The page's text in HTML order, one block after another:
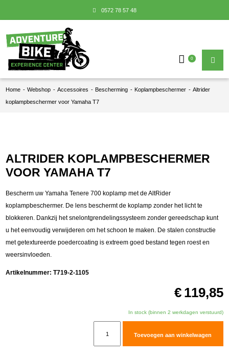
0572 78 57 48
0
Home - Webshop - Accessoires - Bescherming - Koplampbeschermer - Altrider
koplampbeschermer voor Yamaha T7
ALTRIDER KOPLAMPBESCHERMER
VOOR YAMAHA T7
Artikelnummer:T719-2-1105
Bescherm uw Yamaha Tenere 700 koplamp met de AltRider
koplampbeschermer. De lens beschermt de koplamp zonder het licht te
blokkeren. Dankzij het snelontgrendelingssysteem zonder gereedschap kunt
u het eenvoudig verwijderen om het schoon te maken. De stalen constructie
met getextureerde poedercoating is extreem goed bestand tegen roest en
weersinvloeden.
€ 119,85
In stock (binnen 2 werkdagen verstuurd)
koplampbeschermer
Toevoegen aan winkelwagen